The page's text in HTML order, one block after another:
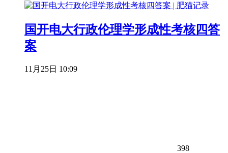
国开电大行政伦理学形成性考核四答
案
11月25日 10:09
398